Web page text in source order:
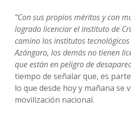
“Con sus propios méritos y con
logrado licenciar el instituto de
camino los institutos tecnológicos
Azángaro, los demás no tienen
que están en peligro de
tiempo de señalar que, es
lo que desde hoy y mañana se
movilización nacional.